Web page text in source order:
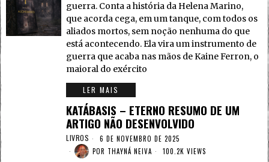
guerra. Conta a história da Helena Marino,
que acorda cega, em um tanque, com todos os
aliados mortos, sem noção nenhuma do que
está acontecendo. Ela vira um instrumento de
guerra que acaba nas mãos de Kaine Ferron, o
maioral do exército
LER MAIS
KATÁBASIS – ETERNO RESUMO DE UM
ARTIGO NÃO DESENVOLVIDO
LIVROS
6 DE NOVEMBRO DE 2025
POR THAYNÁ NEIVA 100.2K VIEWS